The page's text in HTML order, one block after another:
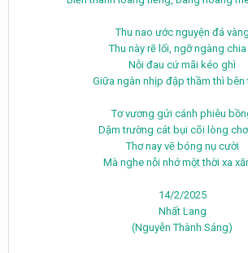
Thu nao ước nguyện đá vàng
Thu này rẽ lối, ngỡ ngàng chia
Nỗi đau cứ mãi kéo ghì
Giữa ngàn nhịp đập thầm thì bên
Tơ vương gửi cánh phiêu
Dặm trường cát bụi cõi lòng
Thơ nay vẽ bóng nụ cười
Mà nghe nỗi nhớ một thời xa
14/2/2025
Nhất Lang
(Nguyễn Thành Sáng)